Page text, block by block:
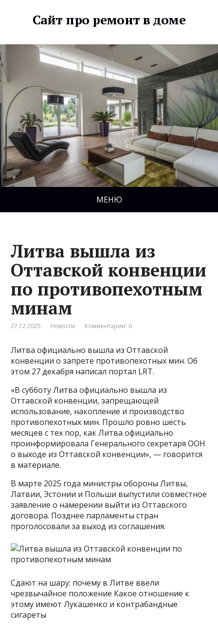
Сайт про ремонт в доме
МЕНЮ
Литва вышла из
Оттавской конвенции
по противопехотным
минам
27.12.2025 Новости Комментарии: 0
Литва официально вышла из Оттавской
конвенции о запрете противопехотных мин. Об
этом 27 декабря написал портал LRT.
«В субботу Литва официально вышла из
Оттавской конвенции, запрещающей
использование, накопление и производство
противопехотных мин. Прошло ровно шесть
месяцев с тех пор, как Литва официально
проинформировала Генерального секретаря ООН
о выходе из Оттавской конвенции», — говорится
в материале.
В марте 2025 года министры обороны Литвы,
Латвии, Эстонии и Польши выпустили совместное
заявление о намерении выйти из Оттавского
договора. Позднее парламенты стран
проголосовали за выход из соглашения.
Сдают на шару: почему в Литве ввели
чрезвычайное положение Какое отношение к
этому имеют Лукашенко и контрабандные
сигареты